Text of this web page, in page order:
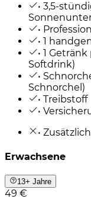
• 3,5-
•
• 1
• 1
Softdrink)
•
Schnorchel)
• Treibstoff
•
•
Erwachsene
13+ Jahre
49 €